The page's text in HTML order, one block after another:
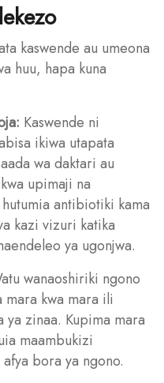
kaswende au umeona
huu, hapa kuna
Kaswende ni
ikiwa utapata
wa daktari au
upimaji na
antibiotiki kama
kazi vizuri katika
ya ugonjwa.
wanaoshiriki ngono
mara kwa mara ili
ya zinaa. Kupima mara
maambukizi
bora ya ngono.